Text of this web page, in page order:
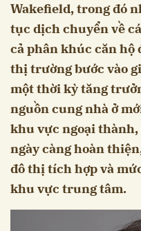
Wakefield, trong đó
tục dịch chuyển về
cả phân khúc căn hộ
thị trường bước vào
một thời kỳ tăng
nguồn cung nhà ở
khu vực ngoại
ngày càng hoàn
đô thị tích hợp và
khu vực trung tâm.